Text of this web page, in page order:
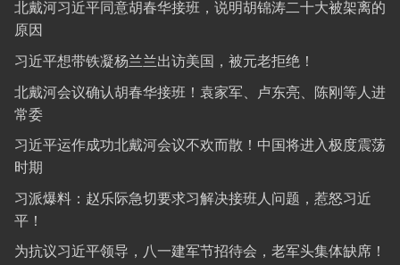
北戴河习近平同意胡春华接班，说明胡锦涛二十大被架离的
原因
习近平想带铁凝杨兰兰出访美国，被元老拒绝！
北戴河会议确认胡春华接班！袁家军、卢东亮、陈刚等人进
常委
习近平运作成功北戴河会议不欢而散！中国将进入极度震荡
时期
习派爆料：赵乐际急切要求习解决接班人问题，惹怒习近
平！
为抗议习近平领导，八一建军节招待会，老军头集体缺席！